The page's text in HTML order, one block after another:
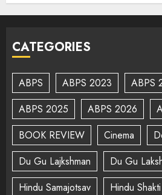
CATEGORIES
ABPS ABPS 2023
ABPS
ABPS 2025
ABPS 2026
BOOK REVIEW
Cinema
Du Gu Lajkshman
Du Gu
Hindu Samajotsav
Hindu